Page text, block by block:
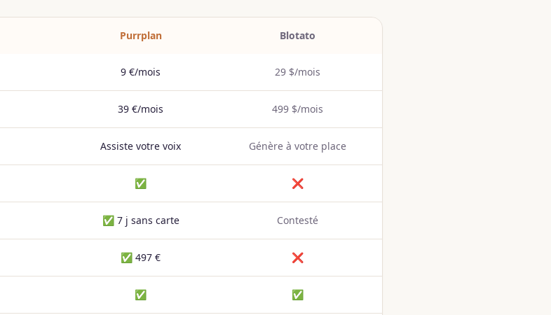
Purrplan Blotato
9 €/mois 29 $/mois
39 €/mois 499 $/mois
Assiste votre voix Génère à votre place
✅ ❌
✅ 7 j sans carte Contesté
✅ 497 € ❌
✅ ✅